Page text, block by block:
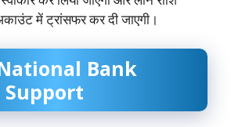
में ट्रांसफर कर दी जाएगी।
Bank